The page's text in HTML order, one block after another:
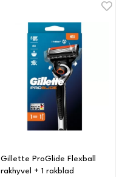
Gillette ProGlide Flexball
rakhyvel + 1 rakblad